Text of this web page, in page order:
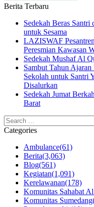
Berita Terbaru
Sedekah Beras
untuk Sesama
LAZISWAF
Peresmian Kawasan
Sedekah Mushaf Al
Sambut Tahun
Sekolah untuk Santri
Disalurkan
Sedekah Jumat
Barat
Categories
Ambulance(61)
Berita(3,063)
Blog(561)
Kegiatan(1,091)
Kerelawanan(178)
Komunitas Sahabat
Komunitas Sumedang